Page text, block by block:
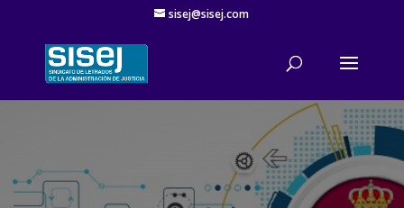
sisej@sisej.com